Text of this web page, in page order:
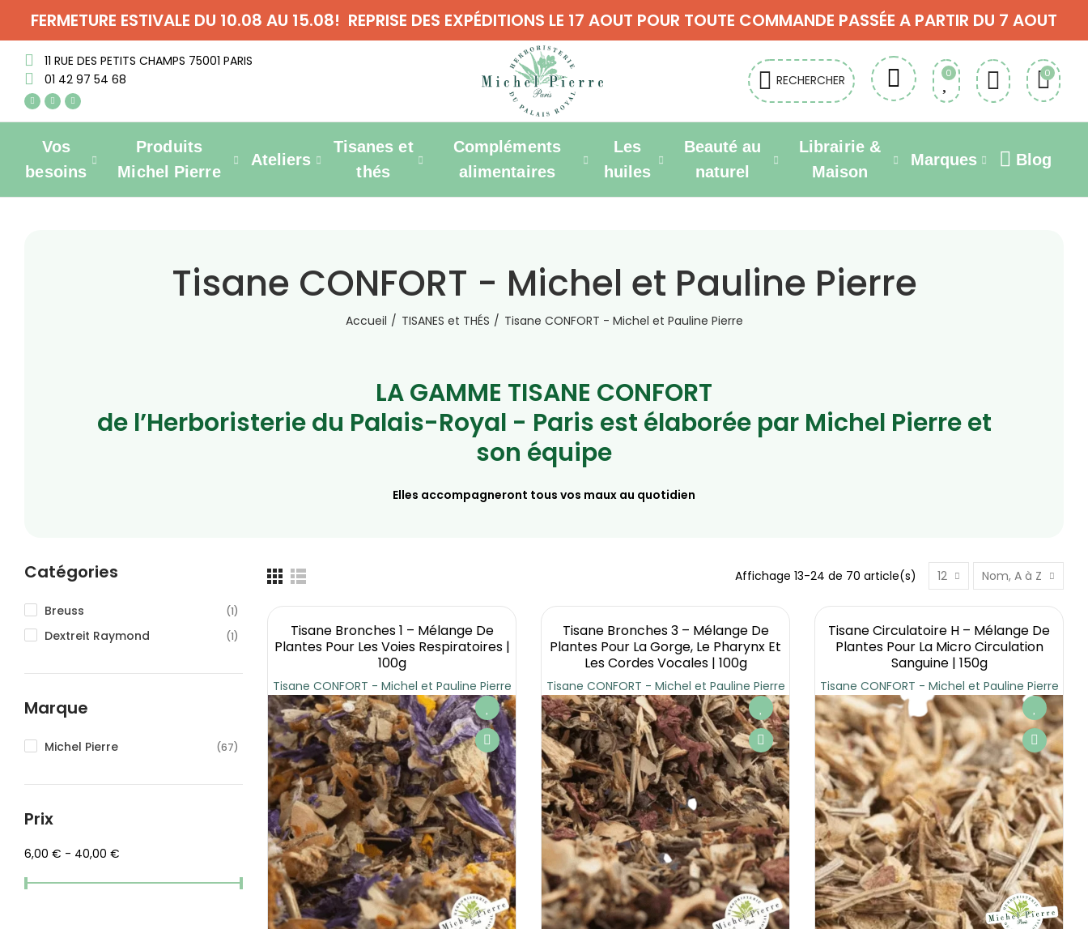
FERMETURE ESTIVALE DU 10.08 AU 15.08! REPRISE DES EXPÉDITIONS LE 17 AOUT POUR TOUTE COMMANDE PASSÉE A PARTIR DU 7 AOUT
11 RUE DES PETITS CHAMPS 75001 PARIS
01 42 97 54 68
RECHERCHER 0 0
Vos
besoins
Produits
Michel Pierre
Ateliers
Tisanes et
thés
Compléments
alimentaires
Les
huiles
Beauté au
naturel
Librairie &
Maison
Marques Blog
Tisane CONFORT - Michel et Pauline Pierre
Accueil TISANES et THÉS Tisane CONFORT - Michel et Pauline Pierre
LA GAMME TISANE CONFORT
de l’Herboristerie du Palais-Royal - Paris est élaborée par Michel Pierre et
son équipe
Elles accompagneront tous vos maux au quotidien
Affichage 13-24 de 70 article(s) 12 Nom, A à Z
Tisane Bronches 1 – Mélange De
Plantes Pour Les Voies Respiratoires |
100g
Tisane CONFORT - Michel et Pauline Pierre
Tisane Bronches 3 – Mélange De
Plantes Pour La Gorge, Le Pharynx Et
Les Cordes Vocales | 100g
Tisane CONFORT - Michel et Pauline Pierre
Tisane Circulatoire H – Mélange De
Plantes Pour La Micro Circulation
Sanguine | 150g
Tisane CONFORT - Michel et Pauline Pierre
Catégories
Breuss (1)
Dextreit Raymond (1)
Marque
Michel Pierre (67)
Prix
6,00 € - 40,00 €